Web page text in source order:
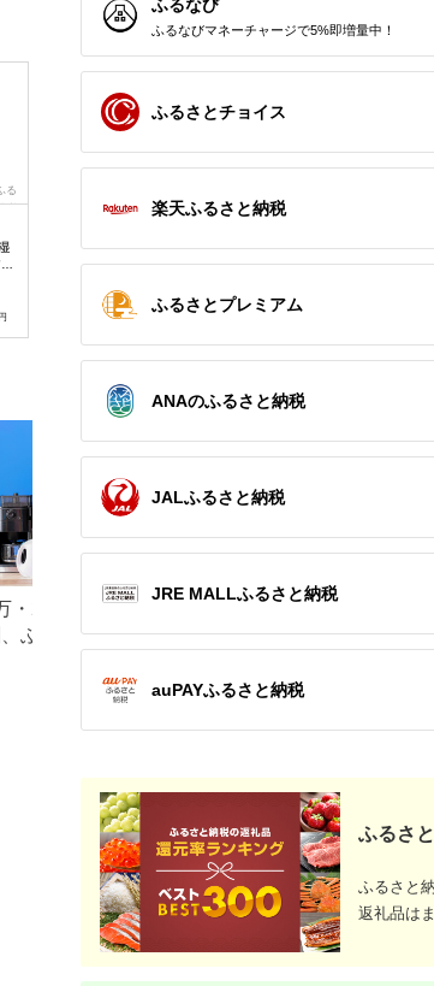
る
税
税
ツインバード 空気清
浄機 (AC-4234W ホワ
18,000 円
紫外線LED空気清浄
機 KOROSUKE
ク） 卓上 コンパクト
空気清浄機 除菌【活
解 光触媒フィルター
ンテナンスフリー コ
元 大阪府 門真市 】
寄付金額: 31,000
除菌脱臭
・2万・3万円！寄付金額
、ふるさと納税の家電返
ふるさと納税「シ
返礼品特集。液晶
ふるなび
ふるなびマネーチャージで5%即増量中！
ふるさとチョイス
楽天ふるさと納税
ふるさとプレミアム
ANAのふるさと納税
JALふるさと納税
JRE MALLふるさと納税
auPAYふるさと納税
ふるさ
ふるさと
返礼品は